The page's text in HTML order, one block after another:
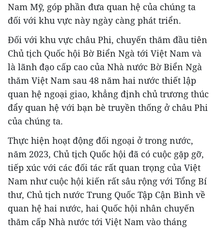
Nam Mỹ, góp phần đưa quan hệ của chúng ta
đối với khu vực này ngày càng phát triển.
Đối với khu vực châu Phi, chuyến thăm đầu tiên
Chủ tịch Quốc hội Bờ Biển Ngà tới Việt Nam và
là lãnh đạo cấp cao của Nhà nước Bờ Biển Ngà
thăm Việt Nam sau 48 năm hai nước thiết lập
quan hệ ngoại giao, khẳng định chủ trương thúc
đẩy quan hệ với bạn bè truyền thống ở châu Phi
của chúng ta.
Thực hiện hoạt động đối ngoại ở trong nước,
năm 2023, Chủ tịch Quốc hội đã có cuộc gặp gỡ,
tiếp xúc với các đối tác rất quan trọng của Việt
Nam như cuộc hội kiến rất sâu rộng với Tổng Bí
thư, Chủ tịch nước Trung Quốc Tập Cận Bình về
quan hệ hai nước, hai Quốc hội nhân chuyến
thăm cấp Nhà nước tới Việt Nam vào tháng